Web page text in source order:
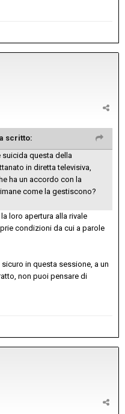
scritto:
questa della
in diretta televisiva,
ha un accordo con la
come la gestiscono?
loro apertura alla rivale
condizioni da cui a parole
in questa sessione, a un
non puoi pensare di